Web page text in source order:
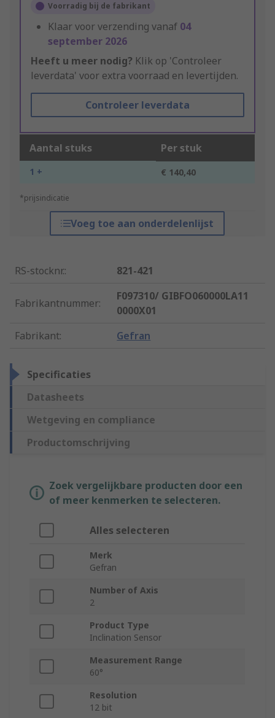
Voorradig bij de fabrikant
Klaar voor verzending vanaf 04
september 2026
Heeft u meer nodig? Klik op 'Controleer
leverdata' voor extra voorraad en levertijden.
Controleer leverdata
Aantal stuks Per stuk
1 + € 140,40
*prijsindicatie
Voeg toe aan onderdelenlijst
RS-stocknr.: 821-421
Fabrikantnummer:
F097310/ GIBFO060000LA11
0000X01
Fabrikant: Gefran
Specificaties
Datasheets
Wetgeving en compliance
Productomschrijving
Zoek vergelijkbare producten door een
of meer kenmerken te selecteren.
Alles selecteren
Merk
Gefran
Number of Axis
2
Product Type
Inclination Sensor
Measurement Range
60°
Resolution
12 bit